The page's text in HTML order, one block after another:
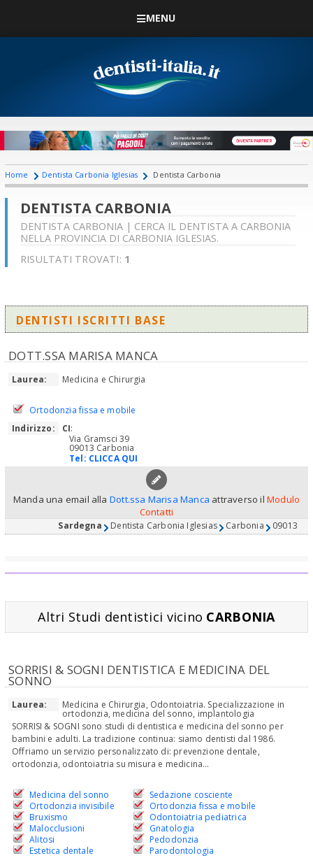
MENU
Home Dentista Carbonia Iglesias Dentista Carbonia
DENTISTA CARBONIA
DENTISTA CARBONIA | CERCA IL DENTISTA A CARBONIA
NELLA PROVINCIA DI CARBONIA IGLESIAS.
RISULTATI TROVATI: 1
DENTISTI ISCRITTI BASE
DOTT.SSA MARISA MANCA
Laurea: Medicina e Chirurgia
Ortodonzia fissa e mobile
Indirizzo:
CI:
Via Gramsci 39
09013 Carbonia
Tel: CLICCA QUI
Manda una email alla Dott.ssa Marisa Manca attraverso ilModulo
Contatti
Sardegna Dentista Carbonia Iglesias Carbonia 09013
Altri Studi dentistici vicino CARBONIA
SORRISI & SOGNI DENTISTICA E MEDICINA DEL
SONNO
Laurea: Medicina e Chirurgia, Odontoiatria. Specializzazione in
ortodonzia, medicina del sonno, implantologia
SORRISI & SOGNI sono studi di dentistica e medicina del sonno per
bambini e adulti. La tradizione continua: siamo dentisti dal 1986.
Offriamo un servizio personalizzato di: prevenzione dentale,
ortodonzia, odontoiatria su misura e medicina...
Medicina del sonno
Ortodonzia invisibile
Bruxismo
Malocclusioni
Alitosi
Estetica dentale
Sedazione cosciente
Ortodonzia fissa e mobile
Odontoiatria pediatrica
Gnatologia
Pedodonzia
Parodontologia